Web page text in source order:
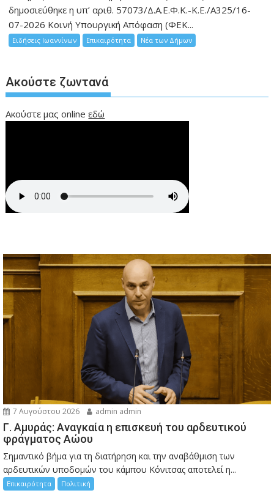
δημοσιεύθηκε η υπ’ αριθ. 57073/Δ.Α.Ε.Φ.Κ.-Κ.Ε./Α325/16-
07-2026 Κοινή Υπουργική Απόφαση (ΦΕΚ...
Ειδήσεις Ιωαννίνων Επικαιρότητα Νέα των Δήμων
Ακούστε ζωντανά
Ακούστε μας onlineεδώ
7 Αυγούστου 2026 admin admin
Γ. Αμυράς: Αναγκαία η επισκευή του αρδευτικού
φράγματος Αώου
Σημαντικό βήμα για τη διατήρηση και την αναβάθμιση των
αρδευτικών υποδομών του κάμπου Κόνιτσας αποτελεί η...
Επικαιρότητα Πολιτική